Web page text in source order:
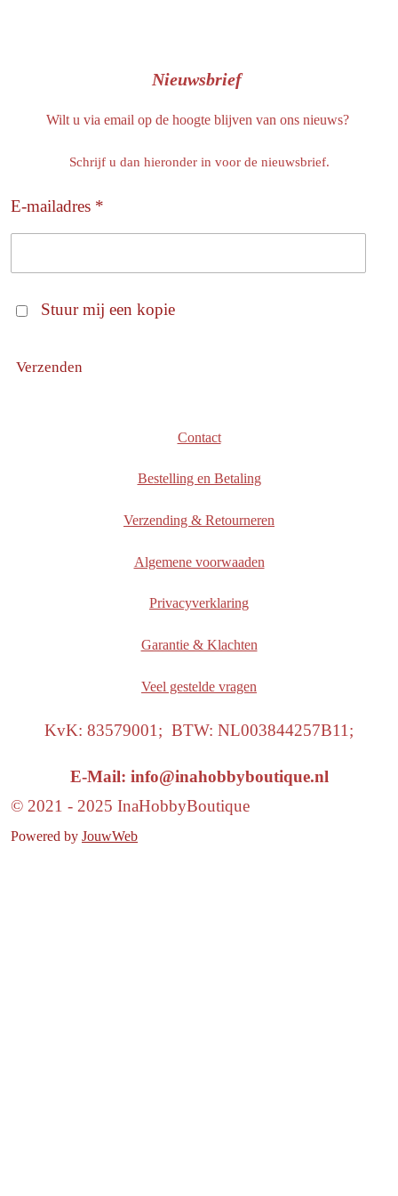
Nieuwsbrief
Wilt u via email op de hoogte blijven van ons nieuws?
Schrijf u dan hieronder in voor de nieuwsbrief.
E-mailadres *
Stuur mij een kopie
Verzenden
Contact
Bestelling en Betaling
Verzending & Retourneren
Algemene voorwaaden
Privacyverklaring
Garantie & Klachten
Veel gestelde vragen
KvK: 83579001; BTW: NL003844257B11;
E-Mail: info@inahobbyboutique.nl
© 2021 - 2025 InaHobbyBoutique
Powered by JouwWeb